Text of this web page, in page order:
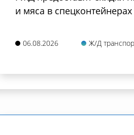
и мяса в
06.08.2026 Ж/Д